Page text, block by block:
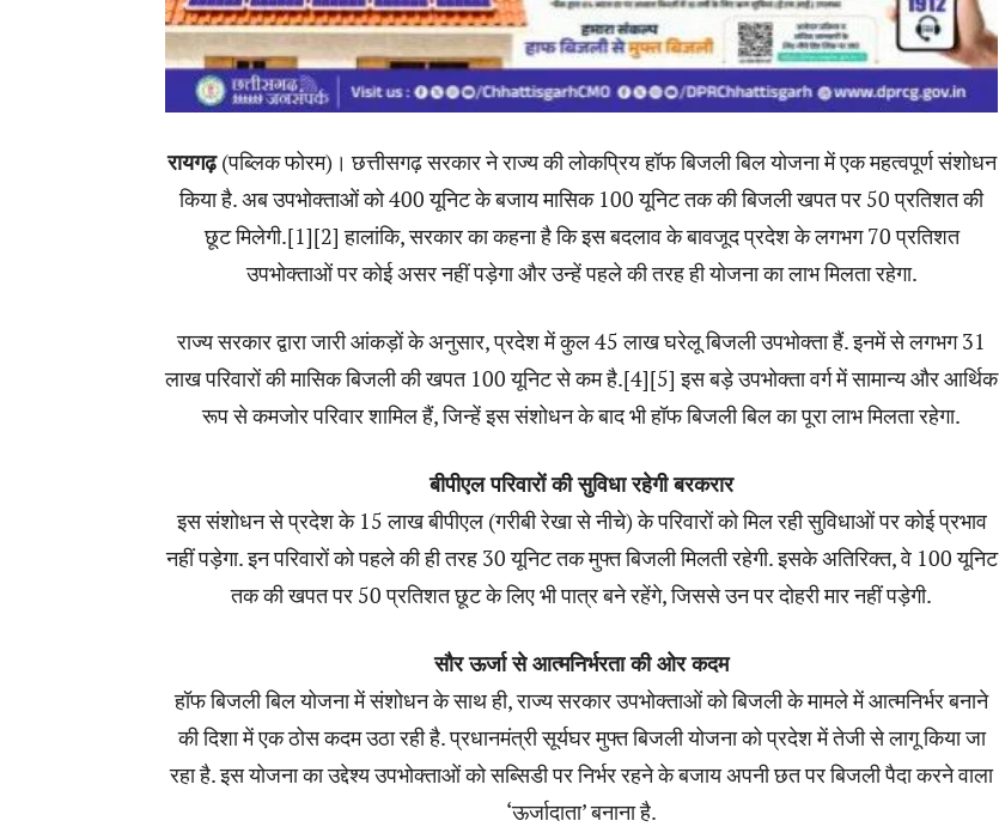
रायगढ़(पब्लिक फोरम)। छत्तीसगढ़ सरकार ने राज्य की लोकप्रिय हॉफ बिजली बिल योजना में एक महत्वपूर्ण संशोधन
किया है. अब उपभोक्ताओं को 400 यूनिट के बजाय मासिक 100 यूनिट तक की बिजली खपत पर 50 प्रतिशत की
छूट मिलेगी.[1][2] हालांकि, सरकार का कहना है कि इस बदलाव के बावजूद प्रदेश के लगभग 70 प्रतिशत
उपभोक्ताओं पर कोई असर नहीं पड़ेगा और उन्हें पहले की तरह ही योजना का लाभ मिलता रहेगा.
राज्य सरकार द्वारा जारी आंकड़ों के अनुसार, प्रदेश में कुल 45 लाख घरेलू बिजली उपभोक्ता हैं. इनमें से लगभग 31
लाख परिवारों की मासिक बिजली की खपत 100 यूनिट से कम है.[4][5] इस बड़े उपभोक्ता वर्ग में सामान्य और आर्थिक
रूप से कमजोर परिवार शामिल हैं, जिन्हें इस संशोधन के बाद भी हॉफ बिजली बिल का पूरा लाभ मिलता रहेगा.
बीपीएल परिवारों की सुविधा रहेगी बरकरार
इस संशोधन से प्रदेश के 15 लाख बीपीएल (गरीबी रेखा से नीचे) के परिवारों को मिल रही सुविधाओं पर कोई प्रभाव
नहीं पड़ेगा. इन परिवारों को पहले की ही तरह 30 यूनिट तक मुफ्त बिजली मिलती रहेगी. इसके अतिरिक्त, वे 100 यूनिट
तक की खपत पर 50 प्रतिशत छूट के लिए भी पात्र बने रहेंगे, जिससे उन पर दोहरी मार नहीं पड़ेगी.
सौर ऊर्जा से आत्मनिर्भरता की ओर कदम
हॉफ बिजली बिल योजना में संशोधन के साथ ही, राज्य सरकार उपभोक्ताओं को बिजली के मामले में आत्मनिर्भर बनाने
की दिशा में एक ठोस कदम उठा रही है. प्रधानमंत्री सूर्यघर मुफ्त बिजली योजना को प्रदेश में तेजी से लागू किया जा
रहा है. इस योजना का उद्देश्य उपभोक्ताओं को सब्सिडी पर निर्भर रहने के बजाय अपनी छत पर बिजली पैदा करने वाला
‘ऊर्जादाता’ बनाना है.